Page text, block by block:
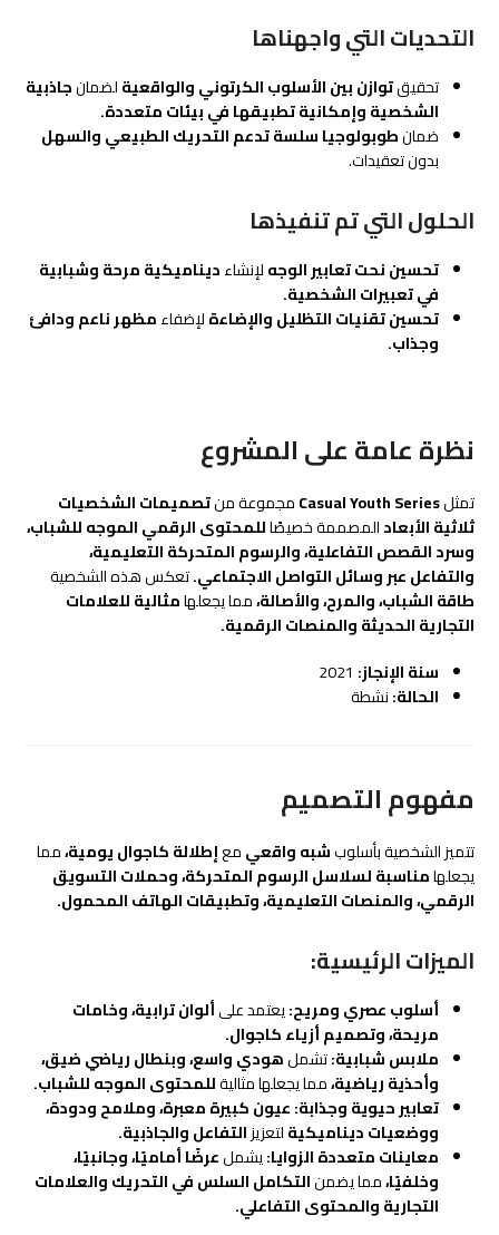
التحديات التي واجهناها
تحقيقتوازن بين الأسلوب الكرتوني والواقعيةلضمانجاذبية
الشخصية وإمكانية تطبيقها في بيئات متعددة.
ضمانطوبولوجيا سلسة تدعم التحريك الطبيعي والسهل
بدون تعقيدات.
الحلول التي تم تنفيذها
تحسين نحت تعابير الوجهلإنشاءديناميكية مرحة وشبابية
في تعبيرات الشخصية.
تحسين تقنيات التظليل والإضاءةلإضفاءمظهر ناعم ودافئ
وجذاب.
نظرة عامة على المشروع
تمثلCasual Youth Seriesمجموعة منتصميمات الشخصيات
ثلاثية الأبعادالمصممة خصيصًاللمحتوى الرقمي الموجه للشباب،
وسرد القصص التفاعلية، والرسوم المتحركة التعليمية،
والتفاعل عبر وسائل التواصل الاجتماعي.تعكس هذه الشخصية
طاقة الشباب، والمرح، والأصالة،مما يجعلهامثالية للعلامات
التجارية الحديثة والمنصات الرقمية.
سنة الإنجاز:
الحالة:نشطة
مفهوم التصميم
تتميز الشخصية بأسلوبشبه واقعيمعإطلالة كاجوال يومية،مما
يجعلهامناسبة لسلاسل الرسوم المتحركة، وحملات التسويق
الرقمي، والمنصات التعليمية، وتطبيقات الهاتف المحمول.
الميزات الرئيسية:
أسلوب عصري ومريح:يعتمد علىألوان ترابية، وخامات
مريحة، وتصميم أزياء كاجوال.
ملابس شبابية:تشملهودي واسع، وبنطال رياضي ضيق،
وأحذية رياضية،مما يجعلها مثاليةللمحتوى الموجه للشباب.
تعابير حيوية وجذابة:عيون كبيرة معبرة، وملامح ودودة،
ووضعيات ديناميكيةلتعزيزالتفاعل والجاذبية.
معاينات متعددة الزوايا:يشملعرضًا أماميًا، وجانبيًا،
وخلفيًا،مما يضمنالتكامل السلس في التحريك والعلامات
التجارية والمحتوى التفاعلي.